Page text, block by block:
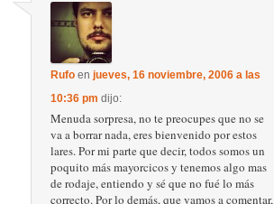
Rufo enjueves, 16 noviembre, 2006 a las
10:36 pm dijo:
Menuda sorpresa, no te preocupes que no se
va a borrar nada, eres bienvenido por estos
lares. Por mi parte que decir, todos somos un
poquito más mayorcicos y tenemos algo mas
de rodaje, entiendo y sé que no fué lo más
correcto. Por lo demás, que vamos a comentar,